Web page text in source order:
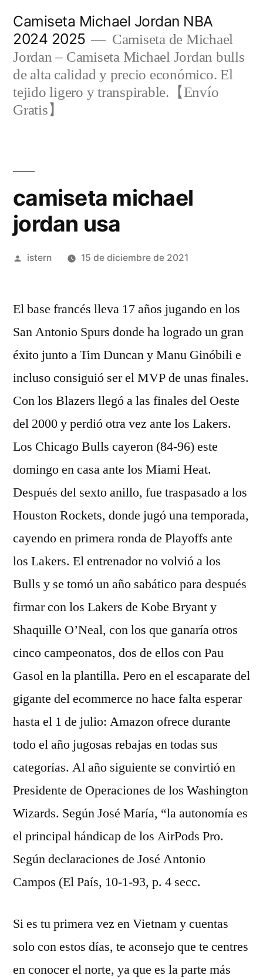
contenido
Camiseta Michael Jordan NBA
2024 2025
Camiseta de Michael
Jordan – Camiseta Michael Jordan bulls
de alta calidad y precio económico. El
tejido ligero y transpirable.【Envío
Gratis】
camiseta michael
jordan usa
Publicado
istern 15 de diciembre de 2021
El base francés lleva 17 años jugando en los
San Antonio Spurs donde ha logrado un gran
éxito junto a Tim Duncan y Manu Ginóbili e
incluso consiguió ser el MVP de unas finales.
Con los Blazers llegó a las finales del Oeste
del 2000 y perdió otra vez ante los Lakers.
Los Chicago Bulls cayeron (84-96) este
domingo en casa ante los Miami Heat.
Después del sexto anillo, fue traspasado a los
Houston Rockets, donde jugó una temporada,
cayendo en primera ronda de Playoffs ante
los Lakers. El entrenador no volvió a los
Bulls y se tomó un año sabático para después
firmar con los Lakers de Kobe Bryant y
Shaquille O’Neal, con los que ganaría otros
cinco campeonatos, dos de ellos con Pau
Gasol en la plantilla. Pero en el escaparate del
gigante del ecommerce no hace falta esperar
hasta el 1 de julio: Amazon ofrece durante
todo el año jugosas rebajas en todas sus
categorías. Al año siguiente se convirtió en
Presidente de Operaciones de los Washington
Wizards. Según José María, “la autonomía es
el principal hándicap de los AirPods Pro.
Según declaraciones de José Antonio
Campos (El País, 10-1-93, p. 4 secc.
Si es tu primera vez en Vietnam y cuentas
solo con estos días, te aconsejo que te centres
en conocer el norte, ya que es la parte más